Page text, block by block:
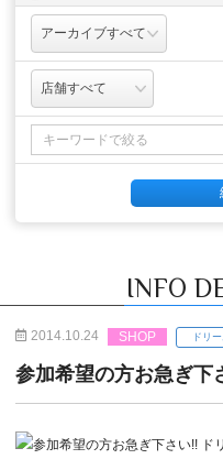
INFO
2014.10.24 SHOP ドリ
参加希望の方お急ぎ下